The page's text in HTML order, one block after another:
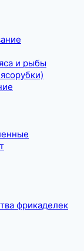
и рыбы
фрикаделек